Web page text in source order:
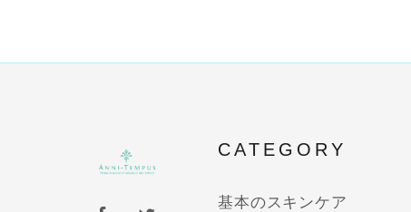
CATEGORY
基本のスキンケア